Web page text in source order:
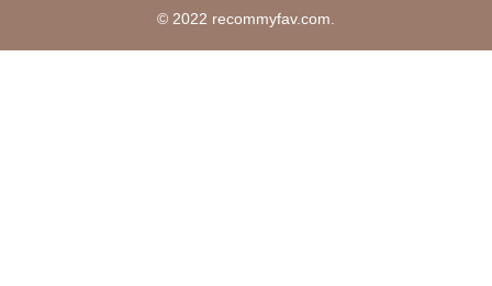
© 2022 recommyfav.com.